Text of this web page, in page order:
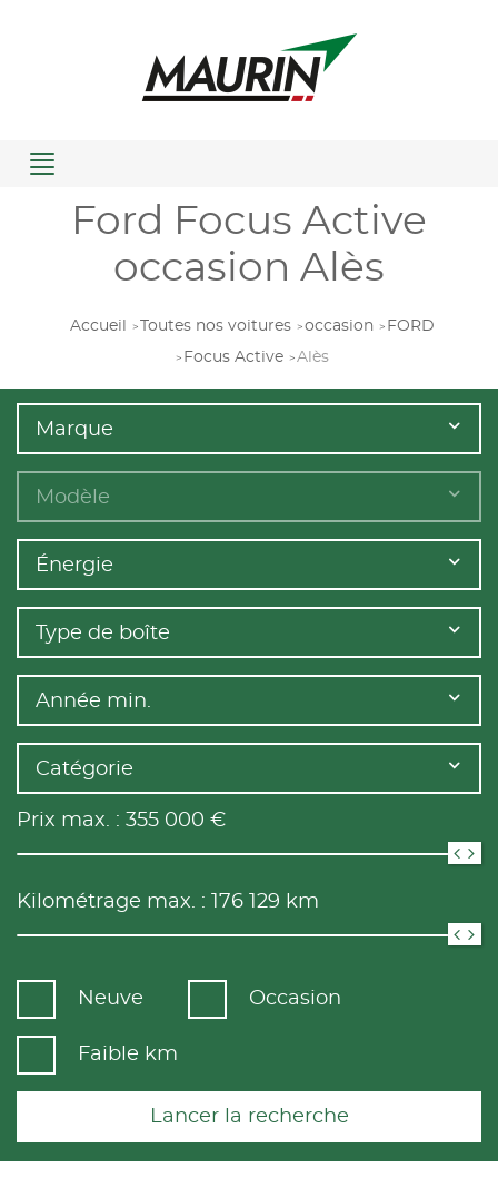
Menu
Ford Focus Active
occasion Alès
Accueil Toutes nos voitures occasion
FORD
Focus Active
Alès
Marque
Modèle
Énergie
Type de boîte
Année min.
Catégorie
Prix max. : 355 000 €
Kilométrage max. : 176 129 km
Neuve Occasion
Faible km
Lancer la recherche